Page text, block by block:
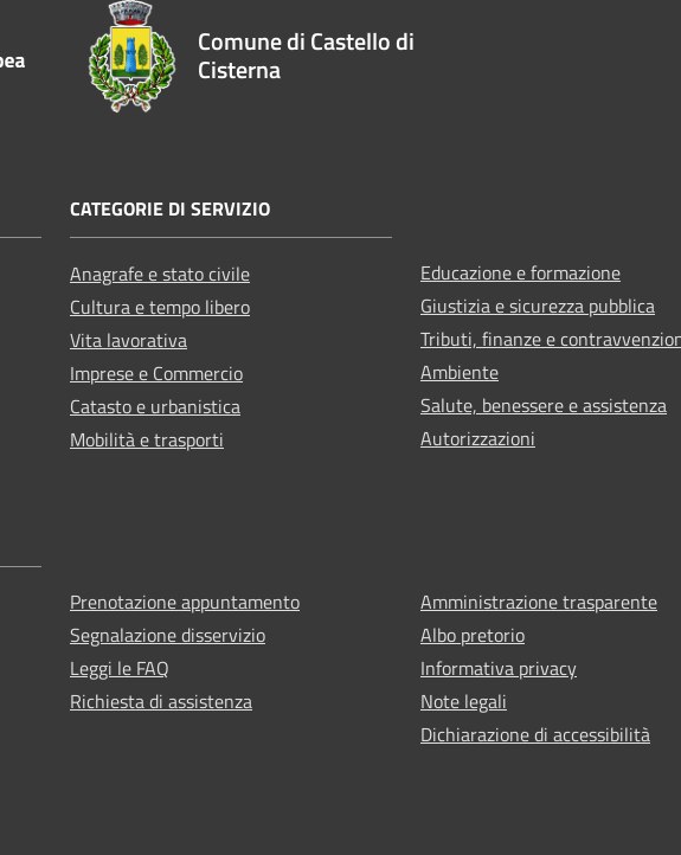
Comune di Castello di
Cisterna
CATEGORIE DI SERVIZIO
Anagrafe e stato civile
Cultura e tempo libero
Vita lavorativa
Imprese e Commercio
Catasto e urbanistica
Mobilità e trasporti
Educazione e formazione
Giustizia e sicurezza pubblica
Tributi, finanze e
Ambiente
Salute, benessere e assistenza
Autorizzazioni
Prenotazione appuntamento
Segnalazione disservizio
Leggi le FAQ
Richiesta di assistenza
Amministrazione trasparente
Albo pretorio
Informativa privacy
Note legali
Dichiarazione di accessibilità